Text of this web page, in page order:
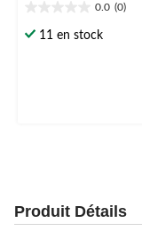
0.0 (0)
étoile(s)
11 en stock
Produit Détails